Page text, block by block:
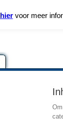
hiervoor meer